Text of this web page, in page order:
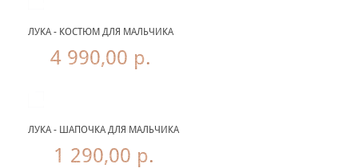
ЛУКА - КОСТЮМ ДЛЯ МАЛЬЧИКА
4 990,00 р.
ЛУКА - ШАПОЧКА ДЛЯ МАЛЬЧИКА
1 290,00 р.